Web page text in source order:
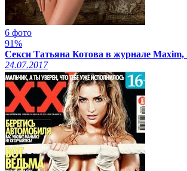
6 фото
91%
Секси Татьяна Котова в журнале Maxim,
24.07.2017